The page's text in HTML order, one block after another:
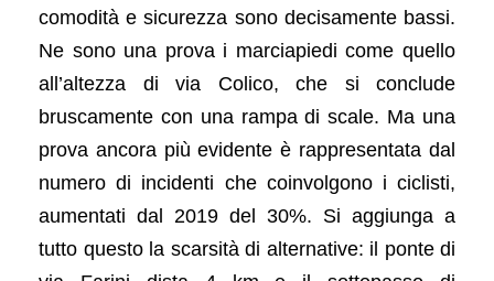
comodità e sicurezza sono decisamente bassi.
Ne sono una prova i marciapiedi come quello
all’altezza di via Colico, che si conclude
bruscamente con una rampa di scale. Ma una
prova ancora più evidente è rappresentata dal
numero di incidenti che coinvolgono i ciclisti,
aumentati dal 2019 del 30%. Si aggiunga a
tutto questo la scarsità di alternative: il ponte di